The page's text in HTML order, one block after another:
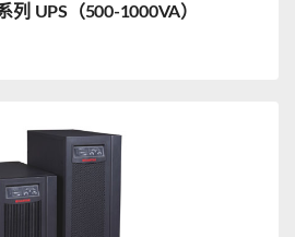
列 UPS（500-1000VA）